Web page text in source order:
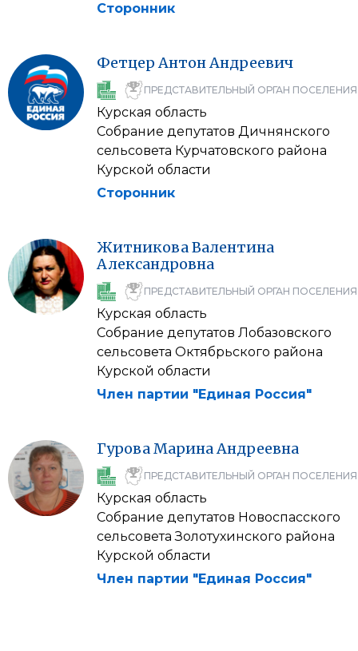
Сторонник
Фетцер АнтонАндреевич
ПРЕДСТАВИТЕЛЬНЫЙ ОРГАН ПОСЕЛЕНИЯ
Курская область
Собрание депутатов Дичнянского
сельсовета Курчатовского района
Курской области
Сторонник
ЖитниковаВалентина
Александровна
ПРЕДСТАВИТЕЛЬНЫЙ ОРГАН ПОСЕЛЕНИЯ
Курская область
Собрание депутатов Лобазовского
сельсовета Октябрьского района
Курской области
Член партии "Единая Россия"
ГуроваМаринаАндреевна
ПРЕДСТАВИТЕЛЬНЫЙ ОРГАН ПОСЕЛЕНИЯ
Курская область
Собрание депутатов Новоспасского
сельсовета Золотухинского района
Курской области
Член партии "Единая Россия"